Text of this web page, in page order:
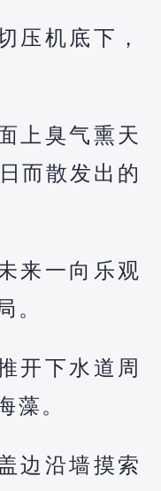
压机底下，
上臭气熏天
而散发出的
来一向乐观
。
开下水道周
藻。
边沿墙摸索